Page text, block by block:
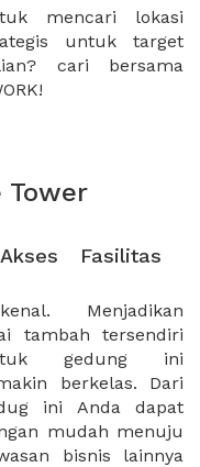
Tower
Fasilitas